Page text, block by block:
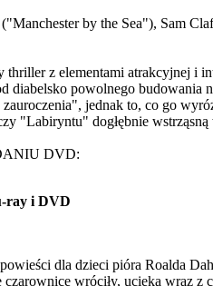
by the Sea"), Sam
z elementami atrakcyjnej i
diabelsko powolnego
jednak to, co go
"Labiryntu" dogłębnie
DVD:
ray i DVD
dla dzieci pióra Roalda
wróciły, ucieka wraz